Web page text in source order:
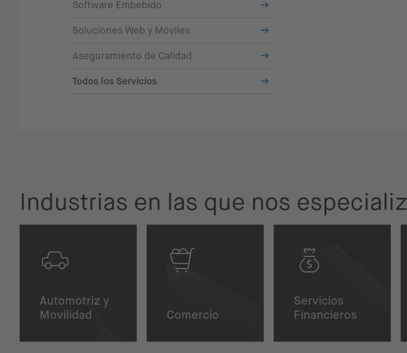
Software Embebido
Soluciones Web y Móviles
Aseguramiento de Calidad
Todos los Servicios
Industrias en las que nos
Automotriz y
Movilidad
Comercio
Servicios
Financieros